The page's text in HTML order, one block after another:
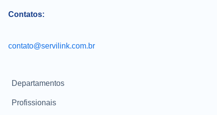
Contatos:
contato@servilink.com.br
Departamentos
Profissionais